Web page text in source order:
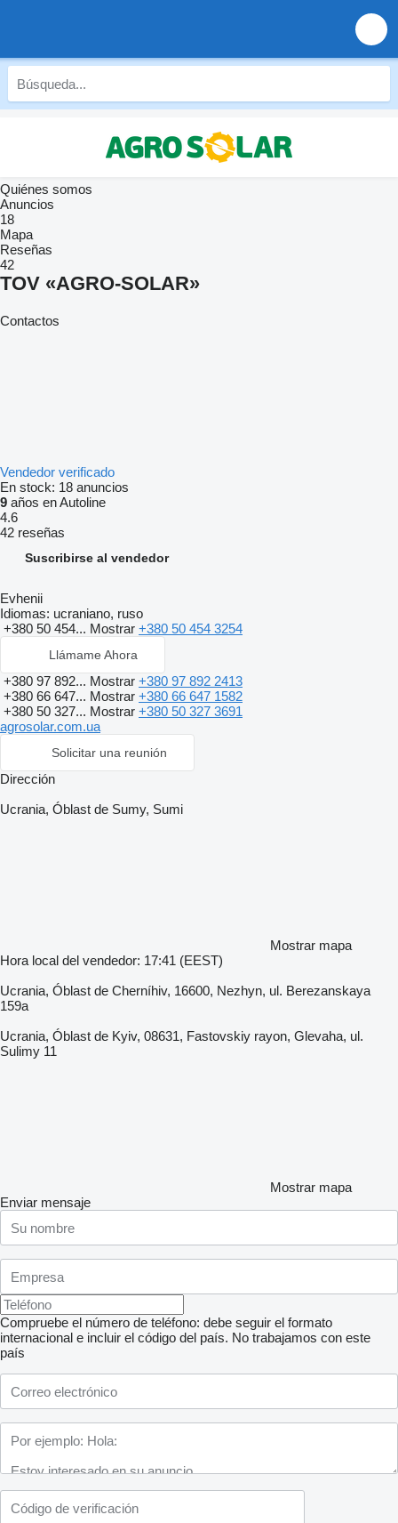
Quiénes somos
Anuncios
18
Mapa
Reseñas
42
TOV «AGRO-SOLAR»
Contactos
Vendedor verificado
En stock: 18 anuncios
9 años en Autoline
4.6
42 reseñas
Suscribirse al vendedor
Evhenii
Idiomas: ucraniano, ruso
+380 50 454... Mostrar +380 50 454 3254
Llámame Ahora
+380 97 892... Mostrar +380 97 892 2413
+380 66 647... Mostrar +380 66 647 1582
+380 50 327... Mostrar +380 50 327 3691
agrosolar.com.ua
Solicitar una reunión
Dirección
Ucrania, Óblast de Sumy, Sumi
Mostrar mapa
Hora local del vendedor: 17:41 (EEST)
Ucrania, Óblast de Cherníhiv, 16600, Nezhyn, ul. Berezanskaya
159a
Ucrania, Óblast de Kyiv, 08631, Fastovskiy rayon, Glevaha, ul.
Sulimy 11
Mostrar mapa
Enviar mensaje
Compruebe el número de teléfono: debe seguir el formato
internacional e incluir el código del país. No trabajamos con este
país